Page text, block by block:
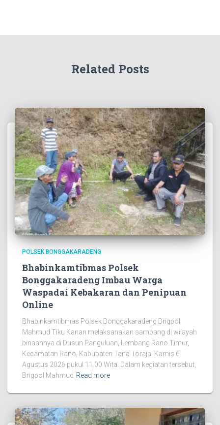
Related Posts
POLSEK BONGGAKARADENG
Bhabinkamtibmas Polsek
Bonggakaradeng Imbau Warga
Waspadai Kebakaran dan Penipuan
Online
Bhabinkamtibmas Polsek Bonggakaradeng Brigpol
Mahmud Tiku Kanan melaksanakan sambang di wilayah
binaannya di Dusun Panguluan, Lembang Rano Timur,
Kecamatan Rano, Kabupaten Tana Toraja, Kamis 6
Agustus 2026 pukul 11.00 Wita. Dalam kegiatan tersebut,
Brigpol Mahmud Read more